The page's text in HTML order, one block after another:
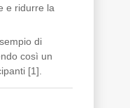
e ridurre la
di
così un
[1].